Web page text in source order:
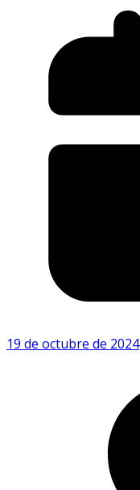
19 de octubre de 2024